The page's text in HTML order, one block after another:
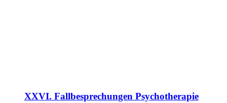
XXVI. Fallbesprechungen Psychotherapie